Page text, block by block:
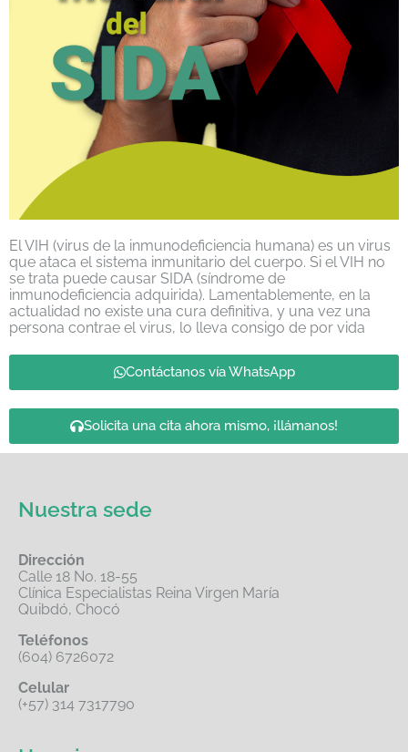
El VIH (virus de la inmunodeficiencia humana) es un virus
que ataca el sistema inmunitario del cuerpo. Si el VIH no
se trata puede causar SIDA (síndrome de
inmunodeficiencia adquirida). Lamentablemente, en la
actualidad no existe una cura definitiva, y una vez una
persona contrae el virus, lo lleva consigo de por vida
Contáctanos vía WhatsApp
Solicita una cita ahora mismo, ¡llámanos!
Nuestra sede
Dirección
Calle 18 No. 18-55
Clínica Especialistas Reina Virgen María
Quibdó, Chocó
Teléfonos
(604) 6726072
Celular
(+57) 314 7317790